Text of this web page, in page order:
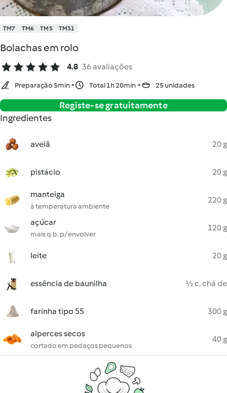
TM7 TM6 TM5 TM31
Bolachas em rolo
4.8 36 avaliações
Preparação 5min Total 1h 20min 25 unidades
Registe-se gratuitamente
Ingredientes
avelã 20 g
pistácio 20 g
manteiga
à temperatura ambiente
220 g
açúcar
mais q.b. p/ envolver
120 g
leite 20 g
essência de baunilha ½ c. chá de
farinha tipo 55 300 g
alperces secos
cortado em pedaços pequenos
40 g